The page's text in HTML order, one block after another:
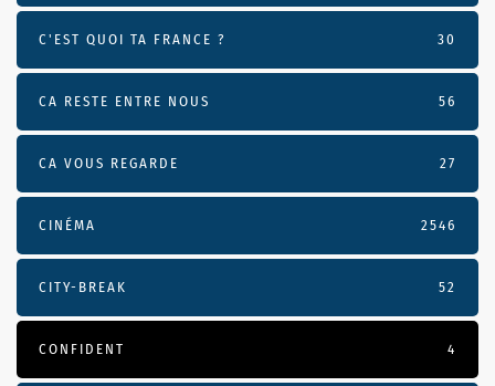
C'EST QUOI TA FRANCE ? 30
CA RESTE ENTRE NOUS 56
CA VOUS REGARDE 27
CINÉMA 2546
CITY-BREAK 52
CONFIDENT 4